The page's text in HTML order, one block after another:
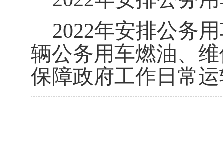
2022年安排公务
辆公务用车燃油、
保障政府工作日常